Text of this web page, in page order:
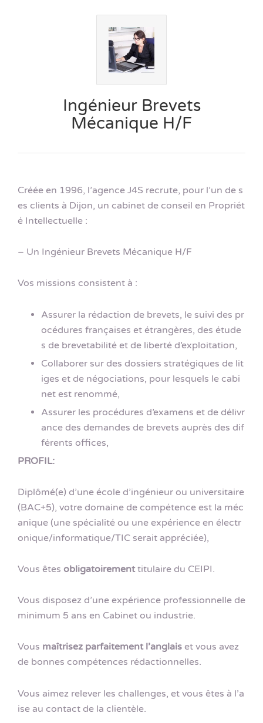
Ingénieur Brevets
Mécanique H/F
Créée en 1996, l’agence J4S recrute, pour l’un de s
es clients à Dijon, un cabinet de conseil en Propriét
é Intellectuelle :
– Un Ingénieur Brevets Mécanique H/F
Vos missions consistent à :
Assurer la rédaction de brevets, le suivi des pr
océdures françaises et étrangères, des étude
s de brevetabilité et de liberté d’exploitation,
Collaborer sur des dossiers stratégiques de lit
iges et de négociations, pour lesquels le cabi
net est renommé,
Assurer les procédures d’examens et de délivr
ance des demandes de brevets auprès des dif
férents offices,
PROFIL:
Diplômé(e) d’une école d’ingénieur ou universitaire
(BAC+5), votre domaine de compétence est la méc
anique (une spécialité ou une expérience en électr
onique/informatique/TIC serait appréciée),
Vous êtes obligatoirementtitulaire du CEIPI.
Vous disposez d’une expérience professionnelle de
minimum 5 ans en Cabinet ou industrie.
Vous maîtrisez parfaitement l’anglais et vous avez
de bonnes compétences rédactionnelles.
Vous aimez relever les challenges, et vous êtes à l’a
ise au contact de la clientèle.